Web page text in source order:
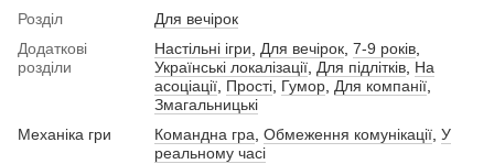
Розділ
Для вечірок
Додаткові
розділи
Настільні ігри Для вечірок 7-9 років
Українські локалізації Для підлітків На
асоціації Прості Гумор Для компанії
Змагальницькі
Механіка гри
Командна гра Обмеження комунікації У
реальному часі